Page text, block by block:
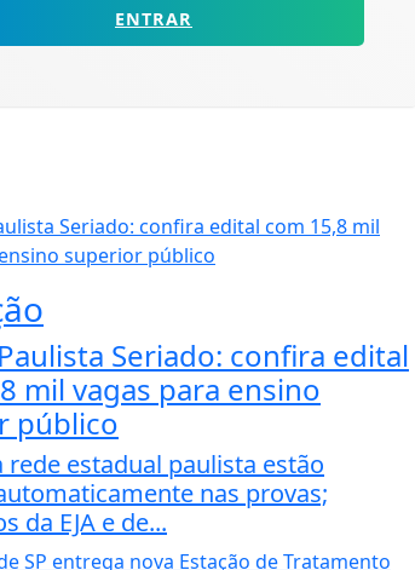
ENTRAR
Seriado: confira edital
mil vagas para ensino
público
rede estadual paulista estão
nas provas;
da EJA e de...